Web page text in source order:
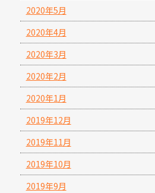
2020年5月
2020年4月
2020年3月
2020年2月
2020年1月
2019年12月
2019年11月
2019年10月
2019年9月